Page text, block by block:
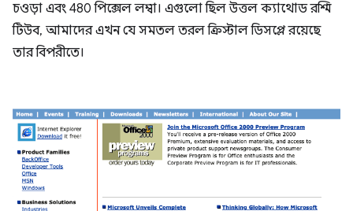
চওড়া এবং 480 পিক্সেল লম্বা। এগুলো ছিল উত্তল ক্যাথোড রশ্মি
টিউব, আমাদের এখন যে সমতল তরল ক্রিস্টাল ডিসপ্লে রয়েছে
তার বিপরীতে।